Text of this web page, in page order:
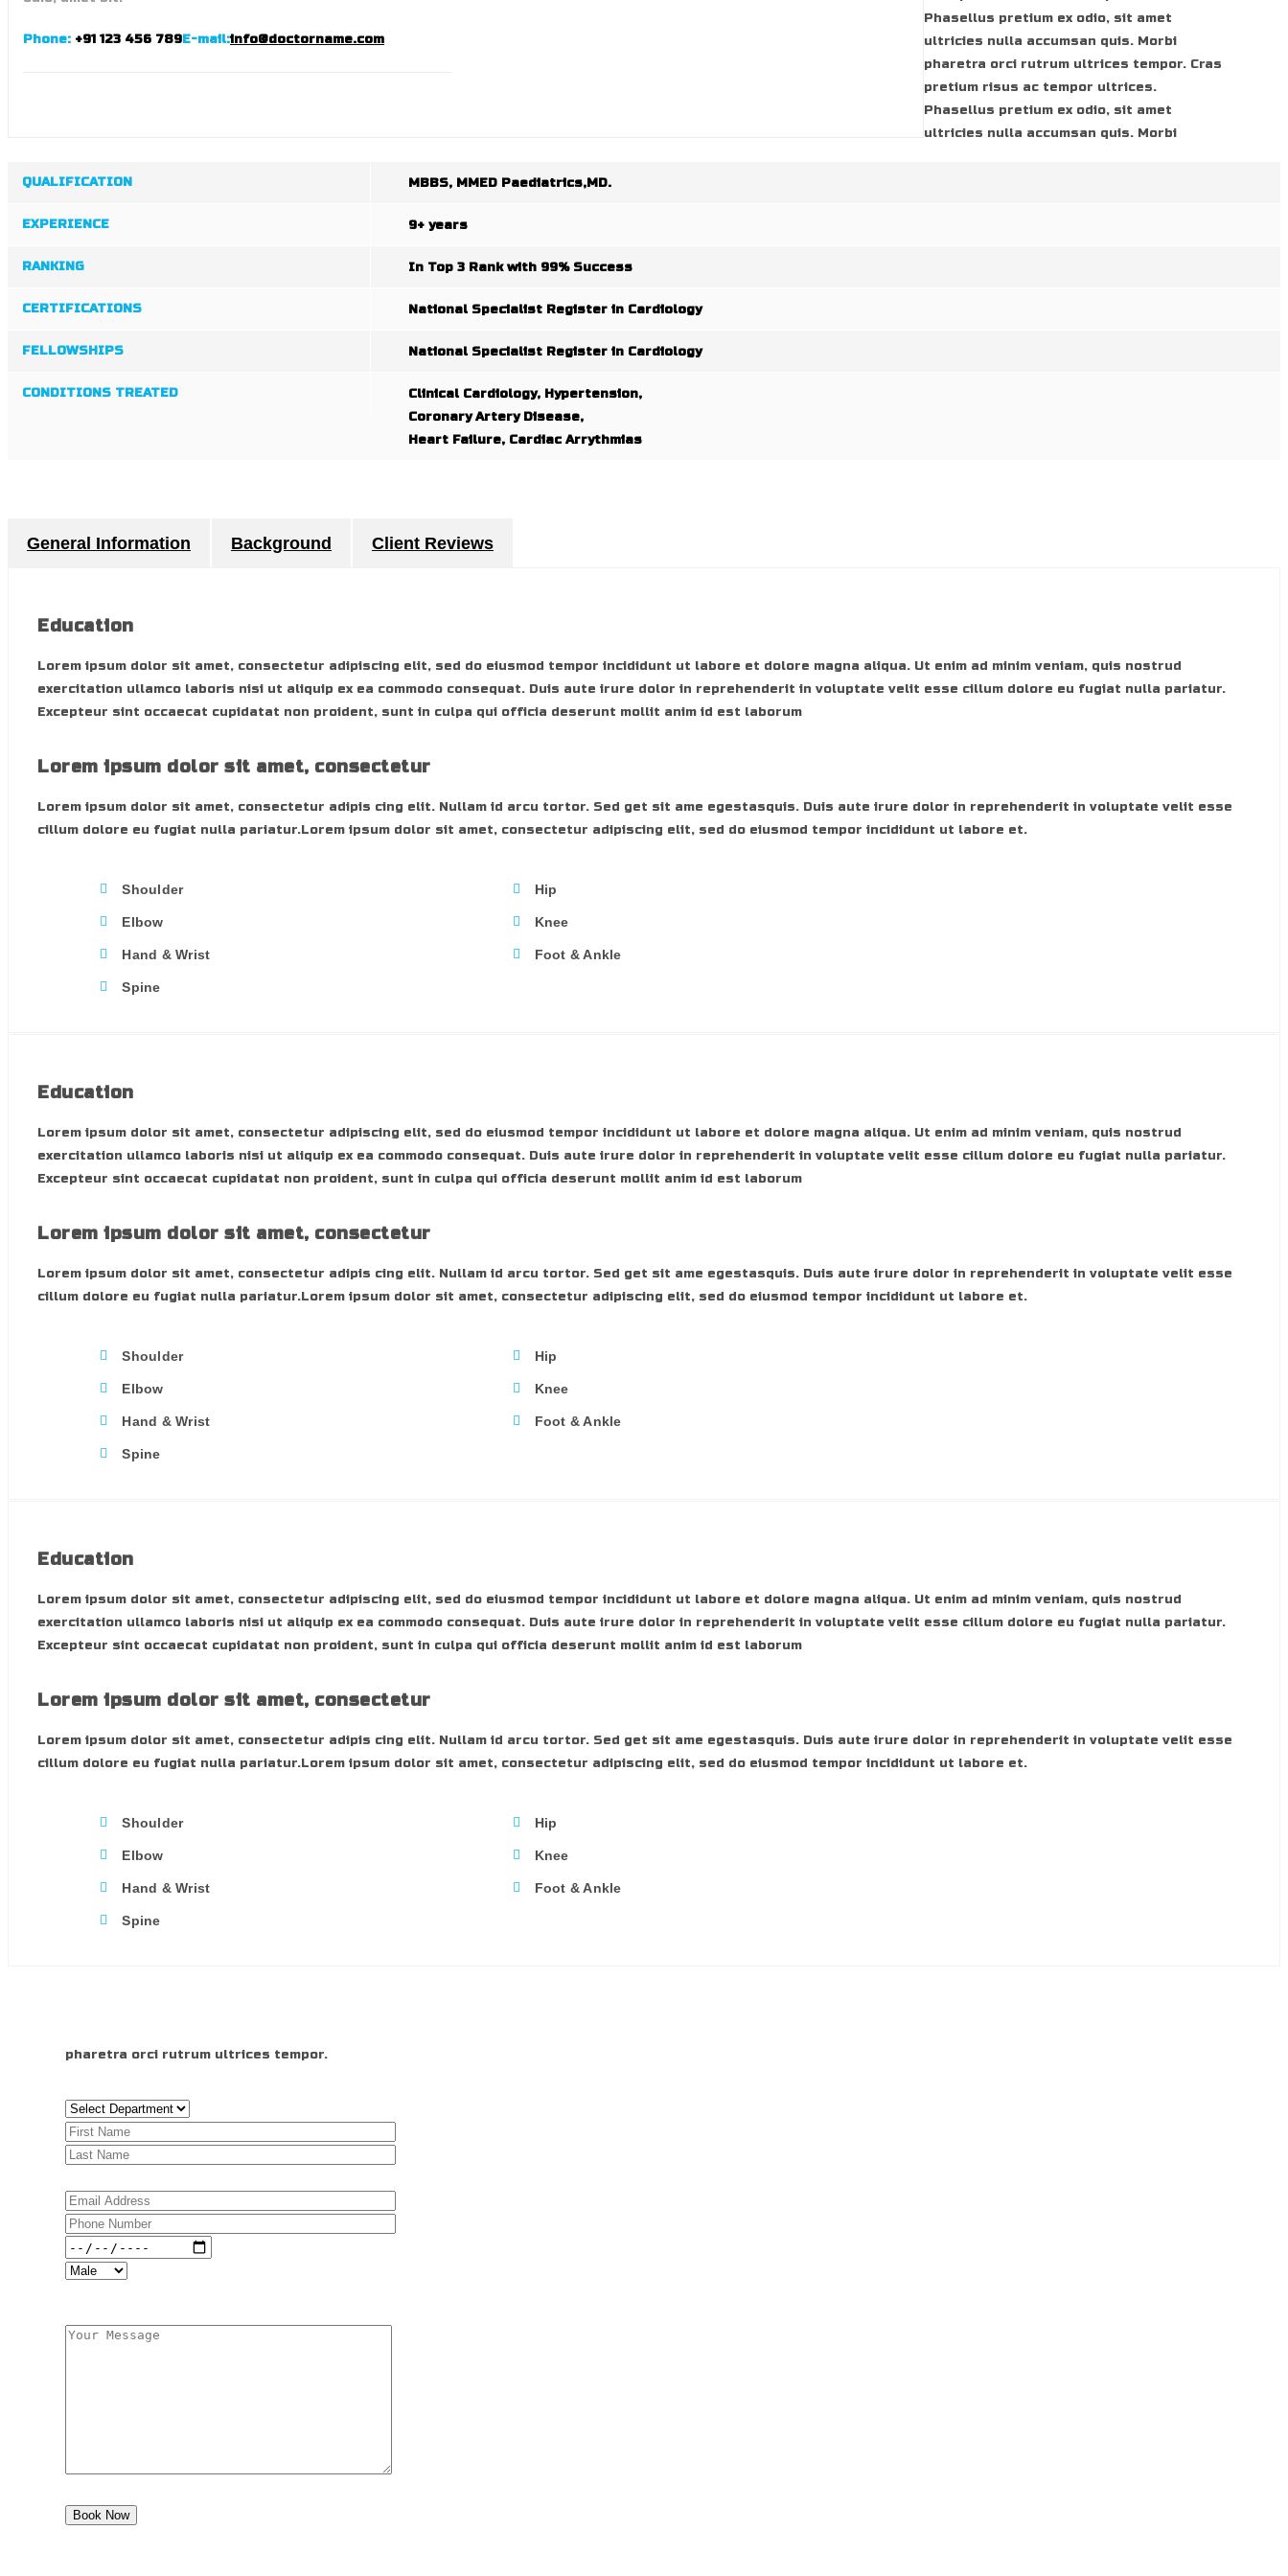
Phone: +91 123 456 789E-mail:info@doctorname.com
QUALIFICATION MBBS, MMED Paediatrics,MD.
EXPERIENCE 9+ years
RANKING In Top 3 Rank with 99% Success
CERTIFICATIONS National Specialist Register in Cardiology
FELLOWSHIPS National Specialist Register in Cardiology
CONDITIONS TREATED
Clinical Cardiology, Hypertension,
Coronary Artery Disease,
Heart Failure, Cardiac Arrythmias
General Information Background Client Reviews
Education
Lorem ipsum dolor sit amet, consectetur adipiscing elit, sed do eiusmod tempor incididunt ut labore et dolore magna aliqua. Ut enim ad minim veniam, quis nostrud
exercitation ullamco laboris nisi ut aliquip ex ea commodo consequat. Duis aute irure dolor in reprehenderit in voluptate velit esse cillum dolore eu fugiat nulla pariatur.
Excepteur sint occaecat cupidatat non proident, sunt in culpa qui officia deserunt mollit anim id est laborum
Lorem ipsum dolor sit amet, consectetur
Lorem ipsum dolor sit amet, consectetur adipis cing elit. Nullam id arcu tortor. Sed get sit ame egestasquis. Duis aute irure dolor in reprehenderit in voluptate velit esse
cillum dolore eu fugiat nulla pariatur.Lorem ipsum dolor sit amet, consectetur adipiscing elit, sed do eiusmod tempor incididunt ut labore et.
Shoulder
Elbow
Hand & Wrist
Spine
Hip
Knee
Foot & Ankle
Education
Lorem ipsum dolor sit amet, consectetur adipiscing elit, sed do eiusmod tempor incididunt ut labore et dolore magna aliqua. Ut enim ad minim veniam, quis nostrud
exercitation ullamco laboris nisi ut aliquip ex ea commodo consequat. Duis aute irure dolor in reprehenderit in voluptate velit esse cillum dolore eu fugiat nulla pariatur.
Excepteur sint occaecat cupidatat non proident, sunt in culpa qui officia deserunt mollit anim id est laborum
Lorem ipsum dolor sit amet, consectetur
Lorem ipsum dolor sit amet, consectetur adipis cing elit. Nullam id arcu tortor. Sed get sit ame egestasquis. Duis aute irure dolor in reprehenderit in voluptate velit esse
cillum dolore eu fugiat nulla pariatur.Lorem ipsum dolor sit amet, consectetur adipiscing elit, sed do eiusmod tempor incididunt ut labore et.
Shoulder
Elbow
Hand & Wrist
Spine
Hip
Knee
Foot & Ankle
Education
Lorem ipsum dolor sit amet, consectetur adipiscing elit, sed do eiusmod tempor incididunt ut labore et dolore magna aliqua. Ut enim ad minim veniam, quis nostrud
exercitation ullamco laboris nisi ut aliquip ex ea commodo consequat. Duis aute irure dolor in reprehenderit in voluptate velit esse cillum dolore eu fugiat nulla pariatur.
Excepteur sint occaecat cupidatat non proident, sunt in culpa qui officia deserunt mollit anim id est laborum
Lorem ipsum dolor sit amet, consectetur
Lorem ipsum dolor sit amet, consectetur adipis cing elit. Nullam id arcu tortor. Sed get sit ame egestasquis. Duis aute irure dolor in reprehenderit in voluptate velit esse
cillum dolore eu fugiat nulla pariatur.Lorem ipsum dolor sit amet, consectetur adipiscing elit, sed do eiusmod tempor incididunt ut labore et.
Shoulder
Elbow
Hand & Wrist
Spine
Hip
Knee
Foot & Ankle
Phasellus pretium ex odio, sit amet
ultricies nulla accumsan quis. Morbi
pharetra orci rutrum ultrices tempor. Cras
pretium risus ac tempor ultrices.
Phasellus pretium ex odio, sit amet
ultricies nulla accumsan quis. Morbi
pharetra orci rutrum ultrices tempor.